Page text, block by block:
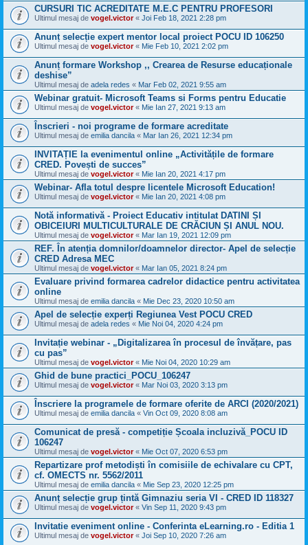
CURSURI TIC ACREDITATE M.E.C PENTRU PROFESORI
Ultimul mesaj de vogel.victor« Joi Feb 18, 2021 2:28 pm
Anunț selecție expert mentor local proiect POCU ID 106250
Ultimul mesaj de vogel.victor« Mie Feb 10, 2021 2:02 pm
Anunț formare Workshop ,, Crearea de Resurse educaționale
deshise”
Ultimul mesaj de adela redes « Mar Feb 02, 2021 9:55 am
Webinar gratuit- Microsoft Teams si Forms pentru Educatie
Ultimul mesaj de vogel.victor« Mie Ian 27, 2021 9:13 am
Înscrieri - noi programe de formare acreditate
Ultimul mesaj de emilia dancila « Mar Ian 26, 2021 12:34 pm
INVITAȚIE la evenimentul online „Activitățile de formare
CRED. Povești de succes”
Ultimul mesaj de vogel.victor« Mie Ian 20, 2021 4:17 pm
Webinar- Afla totul despre licentele Microsoft Education!
Ultimul mesaj de vogel.victor« Mie Ian 20, 2021 4:08 pm
Notă informativă - Proiect Educativ intitulat DATINI ȘI
OBICEIURI MULTICULTURALE DE CRĂCIUN ȘI ANUL NOU.
Ultimul mesaj de vogel.victor« Mar Ian 19, 2021 12:09 pm
REF. În atenția domnilor/doamnelor director- Apel de selecție
CRED Adresa MEC
Ultimul mesaj de vogel.victor« Mar Ian 05, 2021 8:24 pm
Evaluare privind formarea cadrelor didactice pentru activitatea
online
Ultimul mesaj de emilia dancila « Mie Dec 23, 2020 10:50 am
Apel de selecție experți Regiunea Vest POCU CRED
Ultimul mesaj de adela redes « Mie Noi 04, 2020 4:24 pm
Invitație webinar - „Digitalizarea în procesul de învățare, pas
cu pas”
Ultimul mesaj de vogel.victor« Mie Noi 04, 2020 10:29 am
Ghid de bune practici_POCU_106247
Ultimul mesaj de vogel.victor« Mar Noi 03, 2020 3:13 pm
Înscriere la programele de formare oferite de ARCI (2020/2021)
Ultimul mesaj de emilia dancila « Vin Oct 09, 2020 8:08 am
Comunicat de presă - competiție Școala incluzivă_POCU ID
106247
Ultimul mesaj de vogel.victor« Mie Oct 07, 2020 6:53 pm
Repartizare prof metodiști în comisiile de echivalare cu CPT,
cf. OMECTS nr. 5562/2011
Ultimul mesaj de emilia dancila « Mie Sep 23, 2020 12:25 pm
Anunț selecție grup țintă Gimnaziu seria VI - CRED ID 118327
Ultimul mesaj de vogel.victor« Vin Sep 11, 2020 9:43 pm
Invitatie eveniment online - Conferinta eLearning.ro - Editia 1
Ultimul mesaj de vogel.victor« Joi Sep 10, 2020 7:26 am